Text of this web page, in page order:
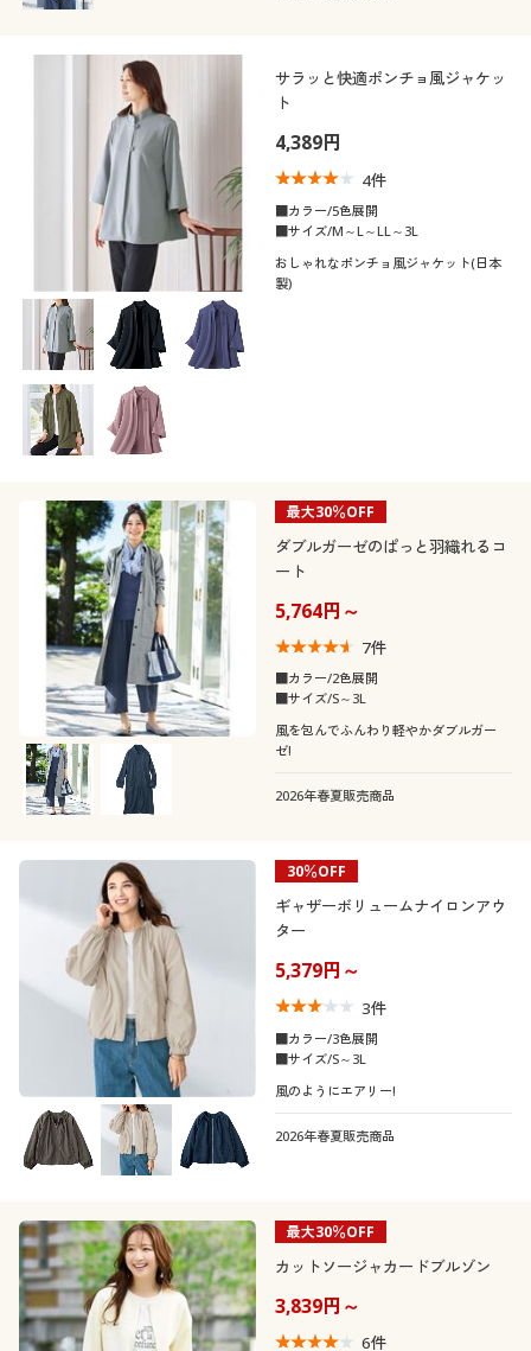
サラッと快適ポンチョ風ジャケッ
ト
4,389円
4件
■カラー/5色展開
■サイズ/M～L～LL～3L
おしゃれなポンチョ風ジャケット(日本
製)
最大30％OFF
ダブルガーゼのぱっと羽織れるコ
ート
5,764円～
7件
■カラー/2色展開
■サイズ/S～3L
風を包んでふんわり軽やかダブルガー
ゼ!
2026年春夏販売商品
30％OFF
ギャザーボリュームナイロンアウ
ター
5,379円～
3件
■カラー/3色展開
■サイズ/S～3L
風のようにエアリー!
2026年春夏販売商品
最大30％OFF
カットソージャカードブルゾン
3,839円～
6件